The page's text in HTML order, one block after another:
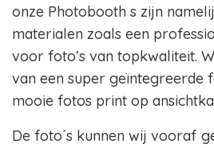
onze Photobooth s zijn
materialen zoals een
voor foto’s van topkwaliteit.
van een super geïntegreerde
mooie fotos print op
De foto´s kunnen wij vooraf